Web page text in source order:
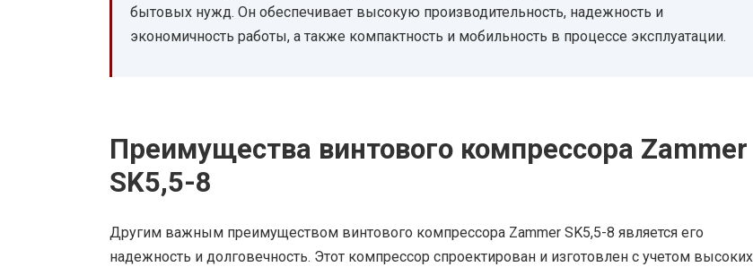
бытовых нужд. Он обеспечивает высокую производительность, надежность и
экономичность работы, а также компактность и мобильность в процессе эксплуатации.
Преимущества винтового компрессора Zammer
SK5,5-8
Другим важным преимуществом винтового компрессора Zammer SK5,5-8 является его
надежность и долговечность. Этот компрессор спроектирован и изготовлен с учетом высоких